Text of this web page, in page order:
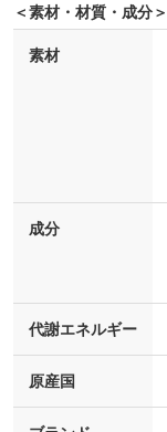
＜素材・材質・成分＞
素材
成分
代謝エネルギー
原産国